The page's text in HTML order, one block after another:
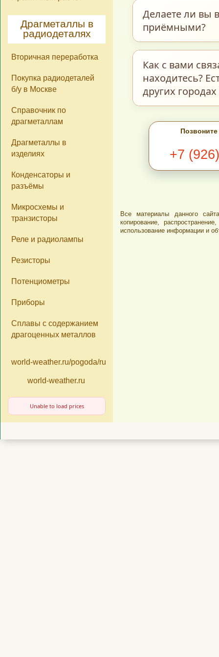
ограничений по
стоимости самих
Делаете ли вы
приёмными?
ненадлежащего
прочего
Как с вами
находитесь?
других
В разделе
Ватсап, Вайбер,
обратной связи
Мы находимся в
имеем
+7
Все материалы данного
копирование,
использование информации и
Драгметаллы в
радиодеталях
Вторичная переработка
Покупка радиодеталей
б/у в Москве
Справочник по
драгметаллам
Драгметаллы в
изделиях
Конденсаторы и
разъёмы
Микросхемы и
транзисторы
Реле и радиолампы
Резисторы
Потенциометры
Приборы
Сплавы с содержанием
драгоценных металлов
world-weather.ru/pogoda/russia/moscow/14days/
world-weather.ru
Unable to load prices